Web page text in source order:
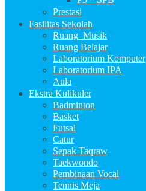
Prestasi
Fasilitas Sekolah
Ruang_Musik
Ruang Belajar
Laboratorium Komputer
Laboratorium IPA
Aula
Ekstra Kulikuler
Badminton
Basket
Futsal
Catur
Sepak Taqraw
Taekwondo
Pembinaan Vocal
Tennis Meja